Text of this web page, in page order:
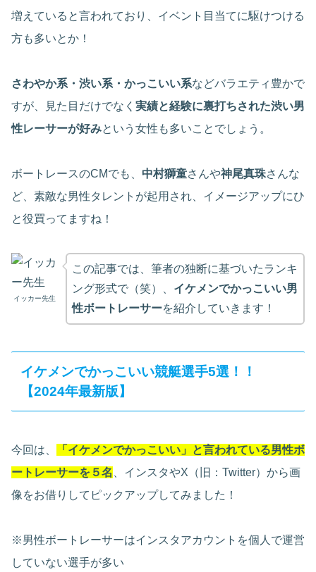
増えていると言われており、イベント目当てに駆けつける
方も多いとか！
さわやか系・渋い系・かっこいい系などバラエティ豊かで
すが、見た目だけでなく 実績と経験に裏打ちされた渋い男
性レーサーが好みという女性も多いことでしょう。
ボートレースのCMでも、 中村獅童さんや神尾真珠さんな
ど、素敵な男性タレントが起用され、イメージアップにひ
と役買ってますね！
イッカー先生
この記事では、筆者の独断に基づいたランキ
ング形式で（笑）、 イケメンでかっこいい男
性ボートレーサーを紹介していきます！
イケメンでかっこいい競艇選手5選！！
【2024年最新版】
今回は、
「イケメンでかっこいい」と言われている男性ボ
ートレーサーを５名
、インスタやX（旧：Twitter）から画
像をお借りしてピックアップしてみました！
※男性ボートレーサーはインスタアカウントを個人で運営
していない選手が多い